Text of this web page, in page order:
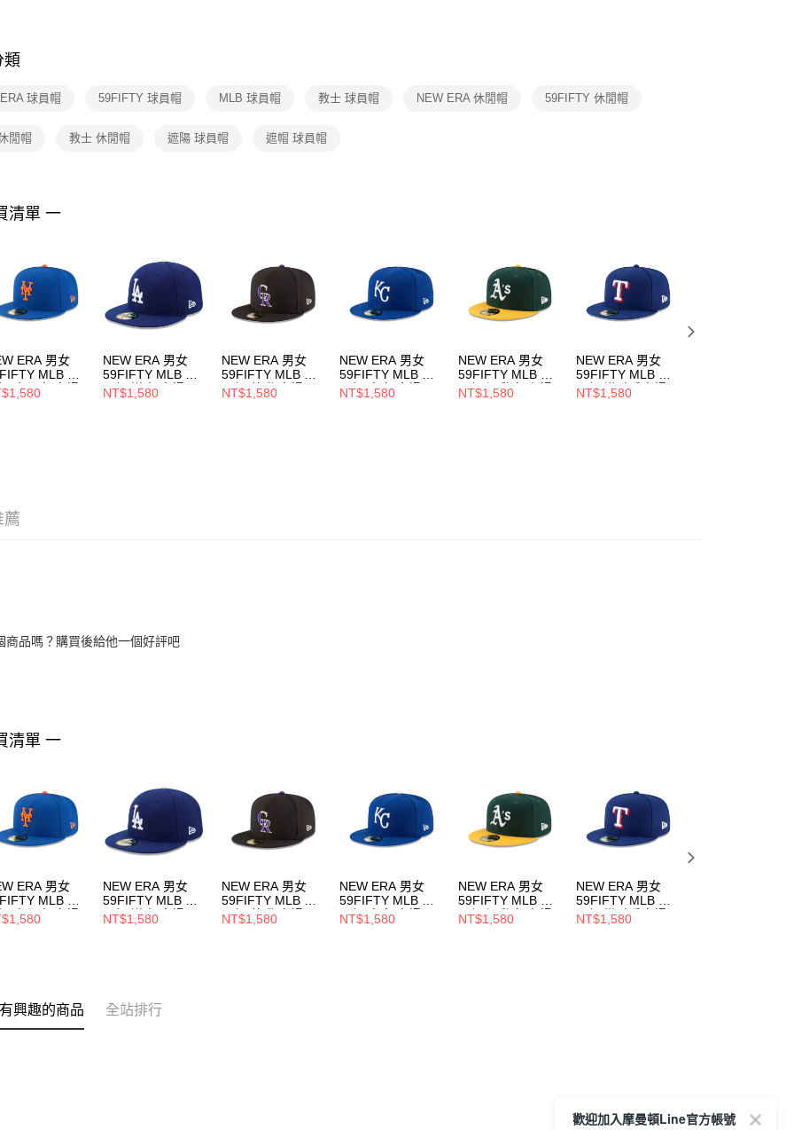
交易，需依本服務之必要範圍內提供個人資料，並將交易相關給付款項請
５．嚴禁一人註冊多個帳號或使用他人資訊註冊。若發現惡意使用之情
形，恩沛科技股份有限公司將有權停止該用戶之使用額度並採取法律行
類
球員帽 59FIFTY 球員帽 MLB 球員帽 教士 球員帽 NEW ERA 休閒帽 59FIFTY 休閒帽
閒帽 教士 休閒帽 遮陽 球員帽 遮帽 球員帽
清單 一
ERA 男女
MLB 球
大都會 客場
NEW ERA 男女
59FIFTY MLB 球
員帽 道奇 客場
NE70331962
NT$1,580
NEW ERA 男女
59FIFTY MLB 球
員帽 落磯 客場
NE70365295
NT$1,580
NEW ERA 男女
59FIFTY MLB 球
員帽 皇家/客場
NE70360937
NT$1,580
NEW ERA 男女
59FIFTY MLB 球
員帽 運動家 主場
NE70361054
NT$1,580
NEW ERA 男女
59FIFTY MLB 球
員帽 遊騎兵客場
NE70331938
NT$1,580
薦
商品嗎？購買後給他一個好評吧
清單 一
ERA 男女
MLB 球
大都會 客場
NEW ERA 男女
59FIFTY MLB 球
員帽 道奇 客場
NE70331962
NT$1,580
NEW ERA 男女
59FIFTY MLB 球
員帽 落磯 客場
NE70365295
NT$1,580
NEW ERA 男女
59FIFTY MLB 球
員帽 皇家/客場
NE70360937
NT$1,580
NEW ERA 男女
59FIFTY MLB 球
員帽 運動家 主場
NE70361054
NT$1,580
NEW ERA 男女
59FIFTY MLB 球
員帽 遊騎兵客場
NE70331938
NT$1,580
興趣的商品 全站排行
歡迎加入摩曼頓Line官方帳號